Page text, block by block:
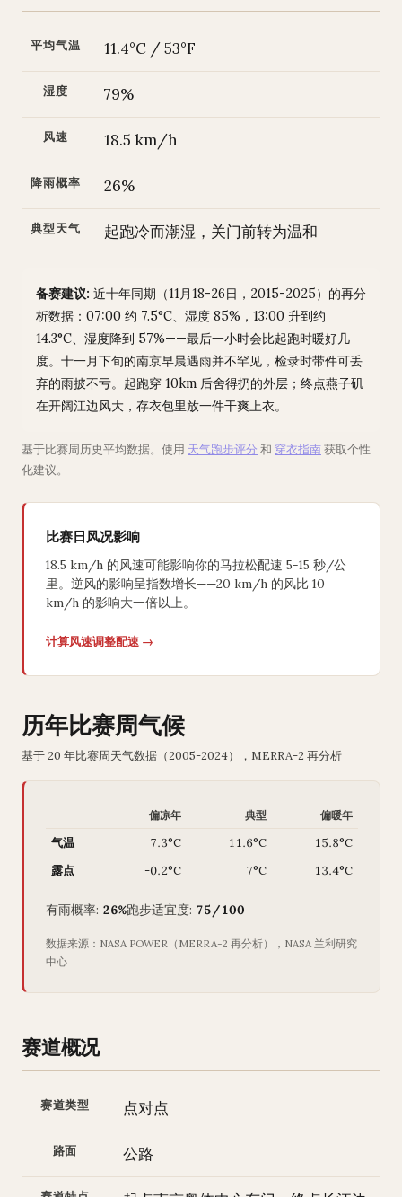
平均气温 11.4°C / 53°F
湿度 79%
风速 18.5 km/h
降雨概率 26%
典型天气 起跑冷而潮湿，关门前转为温和
备赛建议: 近十年同期（11月18-26日，2015-2025）的再分
析数据：07:00 约 7.5°C、湿度 85%，13:00 升到约
14.3°C、湿度降到 57%——最后一小时会比起跑时暖好几
度。十一月下旬的南京早晨遇雨并不罕见，检录时带件可丢
弃的雨披不亏。起跑穿 10km 后舍得扔的外层；终点燕子矶
在开阔江边风大，存衣包里放一件干爽上衣。
基于比赛周历史平均数据。使用 天气跑步评分 和 穿衣指南获取个性
化建议。
比赛日风况影响
18.5 km/h 的风速可能影响你的马拉松配速 5-15 秒/公
里。逆风的影响呈指数增长——20 km/h 的风比 10
km/h 的影响大一倍以上。
计算风速调整配速 →
历年比赛周气候
基于 20 年比赛周天气数据（2005-2024），MERRA-2 再分析
偏凉年 典型 偏暖年
气温 7.3°C 11.6°C
15.8°C
露点
-0.2°C 7°C 13.4°C
有雨概率: 26%跑步适宜度: 75/100
数据来源：NASA POWER（MERRA-2 再分析），NASA 兰利研究
中心
赛道概况
赛道类型 点对点
路面 公路